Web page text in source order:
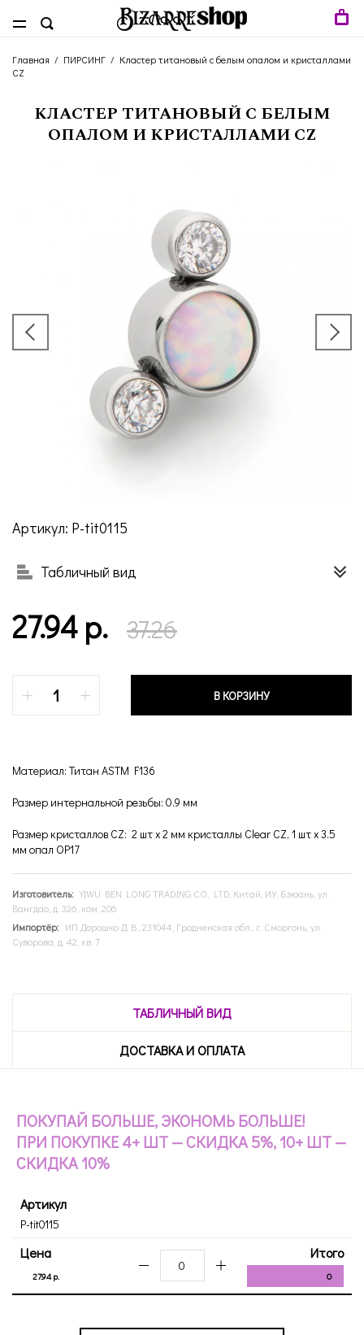
Главная / ПИРСИНГ / Кластер титановый с белым опалом и кристаллами
CZ
КЛАСТЕР ТИТАНОВЫЙ С БЕЛЫМ
ОПАЛОМ И КРИСТАЛЛАМИ CZ
Артикул: P-tit0115
Табличный вид
27.94 р. 37.26
В КОРЗИНУ
Материал: Титан ASTM F136
Размер интернальной резьбы: 0.9 мм
Размер кристаллов CZ: 2 шт x 2 мм кристаллы Clear CZ, 1 шт x 3.5
мм опал OP17
Изготовитель: YIWU BEN LONG TRADING CO., LTD, Китай, ИУ, Бэюань, ул.
Вангдао, д. 326, ком. 206
Импортёр: ИП Дорошко Д. В., 231044, Гродненская обл., г. Сморгонь, ул.
Суворова, д. 42, кв. 7
ТАБЛИЧНЫЙ ВИД
ДОСТАВКА И ОПЛАТА
ПОКУПАЙ БОЛЬШЕ, ЭКОНОМЬ БОЛЬШЕ!
ПРИ ПОКУПКЕ 4+ ШТ — СКИДКА 5%, 10+ ШТ —
СКИДКА 10%
Артикул
P-tit0115
Цена
27.94 р.
Итого
0